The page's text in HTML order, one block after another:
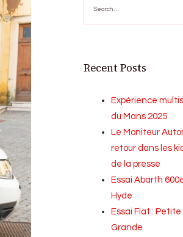
for:
Recent Posts
Expérience
du Mans 2025
Le Moniteur
retour dans les
de la presse
Essai Abarth
Hyde
Essai Fiat :
Grande